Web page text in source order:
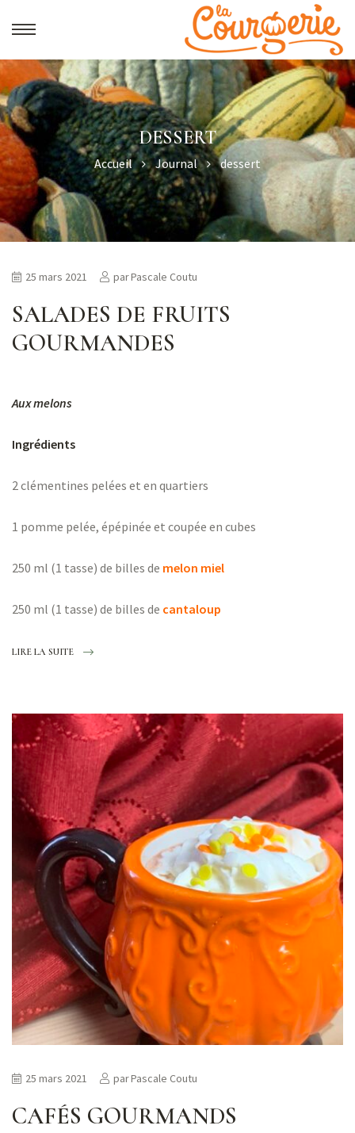
DESSERT
Accueil Journal dessert
SALADES DE FRUITS
GOURMANDES
25 mars 2021 parPascale Coutu
Aux melons
Ingrédients
2 clémentines pelées et en quartiers
1 pomme pelée, épépinée et coupée en cubes
250 ml (1 tasse) de billes de melon miel
250 ml (1 tasse) de billes de cantaloup
LIRE LA SUITE
CAFÉS GOURMANDS
25 mars 2021 parPascale Coutu